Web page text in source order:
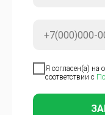
Я согласен(а) на
соответствии с